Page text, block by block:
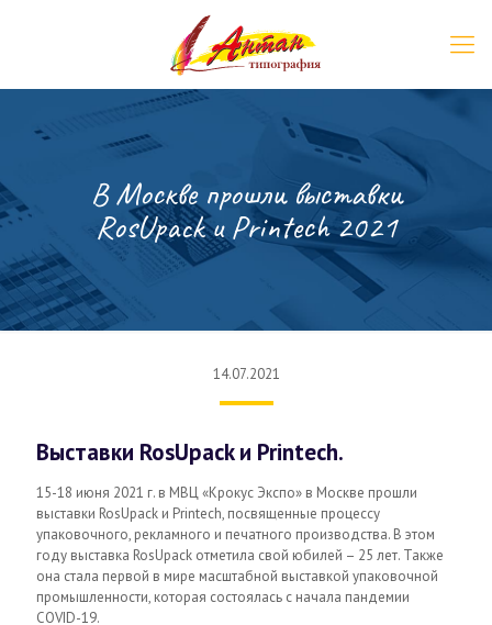
В Москве прошли выставки
RosUpack и Printech 2021
14.07.2021
Выставки RosUpack и Printech.
15-18 июня 2021 г. в МВЦ «Крокус Экспо» в Москве прошли
выставки RosUpack и Printech, посвященные процессу
упаковочного, рекламного и печатного производства. В этом
году выставка RosUpack отметила свой юбилей – 25 лет. Также
она стала первой в мире масштабной выставкой упаковочной
промышленности, которая состоялась с начала пандемии
COVID-19.